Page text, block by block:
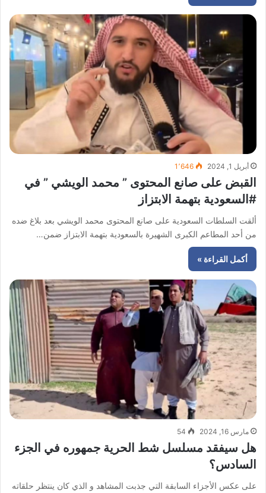
أبريل 1, 2024 1٬646
القبض على صانع المحتوى ” محمد الويشي ” في
#السعودية بتهمة الابتزاز
ألقت السلطات السعودية على صانع المحتوى محمد الويشي بعد بلاغ ضده
من أحد المطاعم الكبرى الشهيرة بالسعودية بتهمة الابتزاز ضمن…
أكمل القراءة »
مارس 16, 2024 54
هل سيفقد مسلسل شط الحرية جمهوره في الجزء
السادس؟
على عكس الأجزاء السابقة التي جذبت المشاهد و الذي كان ينتظر حلقاته